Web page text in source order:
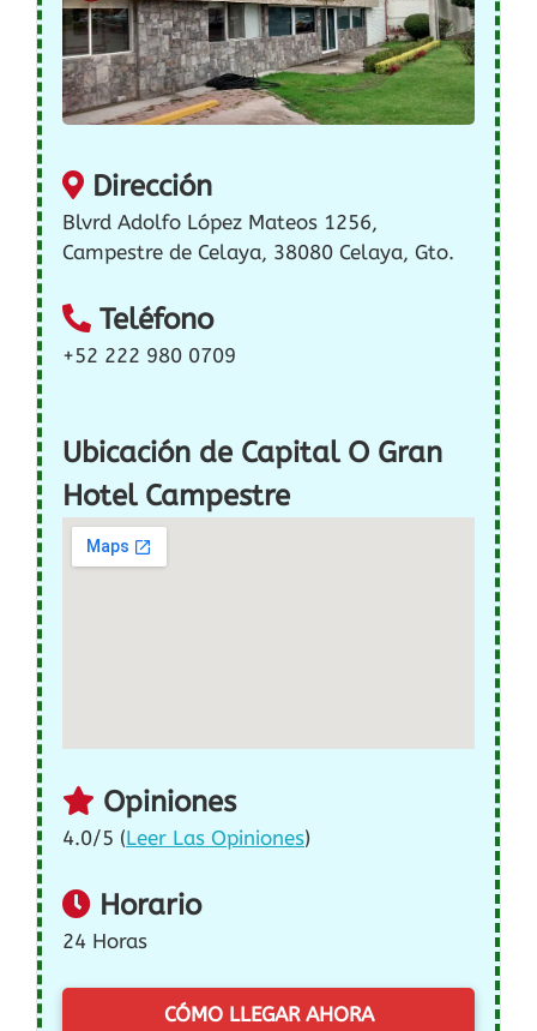
Dirección
Blvrd Adolfo López Mateos 1256,
Campestre de Celaya, 38080 Celaya, Gto.
Teléfono
+52 222 980 0709
Ubicación de Capital O Gran
Hotel Campestre
Opiniones
4.0/5 (Leer Las Opiniones)
Horario
24 Horas
CÓMO LLEGAR AHORA